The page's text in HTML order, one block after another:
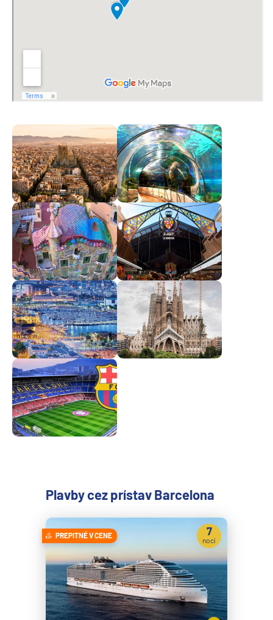
Plavby cez prístav Barcelona
PREPITNÉ V CENE 7
nocí